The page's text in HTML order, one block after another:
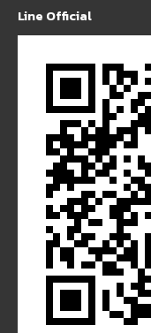
Line Official